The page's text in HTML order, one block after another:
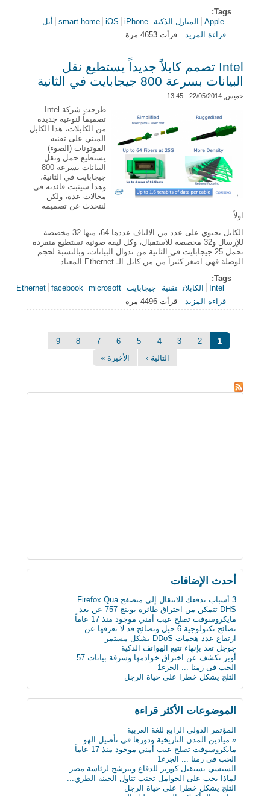
Tags:
Apple
المنازل الذكية smart home iOS iPhone
أبل
قراءة المزيد
الذكية الذي يتحكم بها الأجهزة العاملة بنظام IOS
قرأت 4653 مرة
Intel تصمم كابلاً جديداً يستطيع نقل
البيانات بسرعة 800 جيجابايت في الثانية
خميس, 22/05/2014 - 13:45
طرحت شركة Intel
تصميماً لنوعية جديدة
من الكابلات، هذا الكابل
المبني على تقنية
الفوتونات (الضوء)
يستطيع حمل ونقل
البيانات بسرعة 800
جيجابايت في الثانية،
وهذا سيثبت فائدته في
مجالات عدة، ولكن
لنتحدث عن تصميمه
اولاً...
الكابل يحتوي على عدد من الالياف عددها 64، منها 32 مخصصة
للإرسال و32 مخصصة للاستقبال، وكل ليفة ضوئية تستطيع منفردة
تحمل 25 جيجابايت في الثانية من تدوال البيانات، وبالنسبة لحجم
الوصلة فهي اصغر كثيراً من من كابل الـ Ethernet المعتاد.
Tags:
Intel
الكابلات تقنية جيجابايت Ethernet facebook
microsoft
قراءة المزيد
حول Intel تصمم كابلاً جديداً يستطيع نقل البيانات بسرعة
800 جيجابايت في الثانية
قرأت 4496 مرة
الصفحات
1
2
3
4
5
6
7
8
9
التالية ›
الأخيرة »
أحدث اﻹضافات
3 أسباب تدفعك للانتقال إلى متصفح Firefox Qua...
DHS تتمكن من اختراق طائرة بوينج 757 عن بعد
مايكروسوفت تصلح عيب أمني موجود منذ 17 عاماً
نصائح تكنولوجية 6 حيل ونصائح قد لا تعرفها عن...
ارتفاع عدد هجمات DDoS بشكل مستمر
جوجل تعد بإنهاء تتبع الهواتف الذكية
أوبر تكشف عن اختراق خوادمها وسرقة بيانات 57...
الحب فى زمنا ... الجزء1
الثلج يشكل خطرا على حياة الرجل
لماذا يجب على الحوامل تجنب تناول الجبنة الطري...
بعد 3 عقود عدد الروبوتات سيفوق تعداد البشر بن...
أول ساعة ذكية للمكفوفين.. تحسس الرسائل على ال...
كيف تعطّل تحديث فيس بوك الذي أزعج الجميع؟
دراسة : كيلو عسل النحل يمنح طاقة تعادل 3 آلاف...
سن الأربعين لم يعد يمثل عائقا للزواج والإنجاب...
ثورة في عالم الطب: حبوب مبتكرة تنقل البيانات...
علماء يابانيون يكشفون الرابط بين قلة النوم وا...
دماغك قد يقتلك بسبب السكر
8 حيل ذكية تجعل حياتك أسهل
« ميادين المدن التاريخية ودورها في تأصيل الهو...
ابتكار طبي يستخدم سائلا غير الدم لقياس مستوى...
الموضوعات اﻷكثر قراءة
المؤتمر الدولي الرابع للغة العربية
« ميادين المدن التاريخية ودورها في تأصيل الهو...
مايكروسوفت تصلح عيب أمني موجود منذ 17 عاماً
الحب فى زمنا ... الجزء1
السيسي يستقيل كوزير للدفاع ويترشح لرئاسة مصر
لماذا يجب على الحوامل تجنب تناول الجبنة الطري...
الثلج يشكل خطرا على حياة الرجل